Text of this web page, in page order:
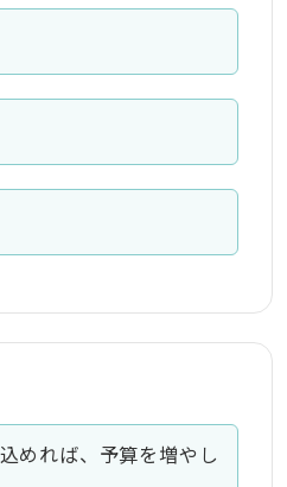
めれば、予算を増やし